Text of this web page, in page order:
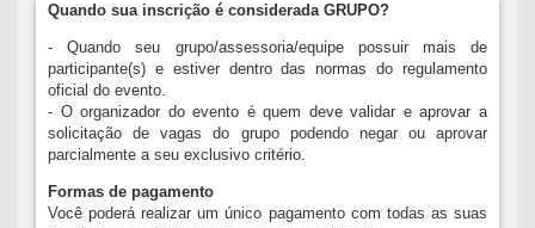
Quando sua inscrição é considerada GRUPO?
- Quando seu grupo/assessoria/equipe possuir mais de
participante(s) e estiver dentro das normas do regulamento
oficial do evento.
- O organizador do evento é quem deve validar e aprovar a
solicitação de vagas do grupo podendo negar ou aprovar
parcialmente a seu exclusivo critério.
Formas de pagamento
Você poderá realizar um único pagamento com todas as suas